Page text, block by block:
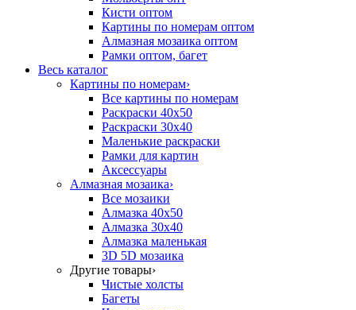
Кисти оптом
Картины по номерам оптом
Алмазная мозаика оптом
Рамки оптом, багет
Весь каталог
Картины по номерам›
Все картины по номерам
Раскраски 40х50
Раскраски 30х40
Маленькие раскраски
Рамки для картин
Аксессуары
Алмазная мозаика›
Все мозаики
Алмазка 40х50
Алмазка 30х40
Алмазка маленькая
3D 5D мозаика
Другие товары›
Чистые холсты
Багеты